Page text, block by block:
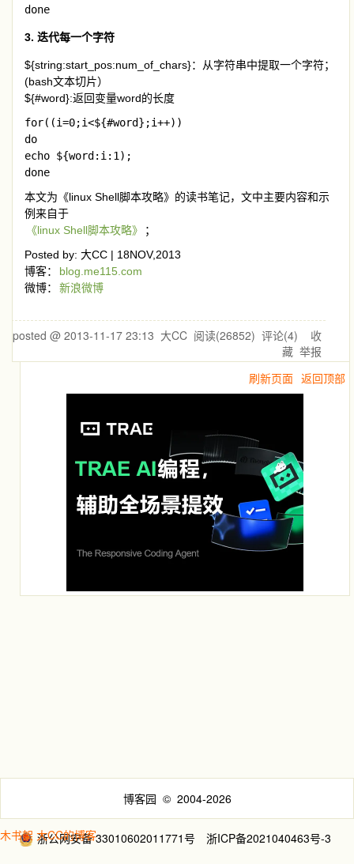
done
3. 迭代每一个字符
${string:start_pos:num_of_chars}：从字符串中提取一个字符；
(bash文本切片）
${#word}:返回变量word的长度
for((i=0;i<${#word};i++))
do
echo ${word:i:1);
done
本文为《linux Shell脚本攻略》的读书笔记，文中主要内容和示
例来自于
《linux Shell脚本攻略》
；
Posted by: 大CC | 18NOV,2013
博客：
blog.me115.com
微博：
新浪微博
posted @ 2013-11-17 23:13 大CC阅读(26852) 评论(4) 收
藏 举报
刷新页面 返回顶部
博客园 © 2004-2026
浙公网安备 33010602011771号 浙ICP备2021040463号-3
木书架 大CC的博客